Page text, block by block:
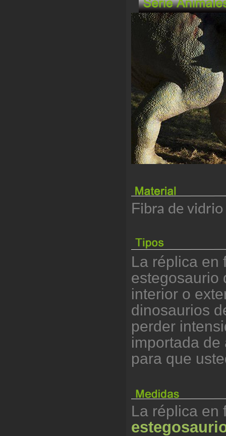
Fibra de vidrio
La réplica en
estegosaurio
interior o
dinosaurios
perder
importada
para que
La réplica en